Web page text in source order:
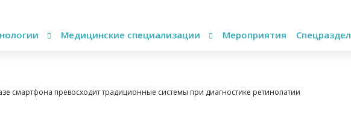
Медицинские специализации Мероприятия Спецраздел
смартфона превосходит традиционные системы при диагностике ретинопатии